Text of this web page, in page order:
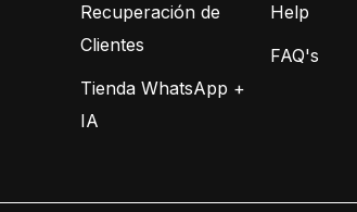
Recuperación de
Clientes
Tienda WhatsApp +
IA
Help
FAQ's